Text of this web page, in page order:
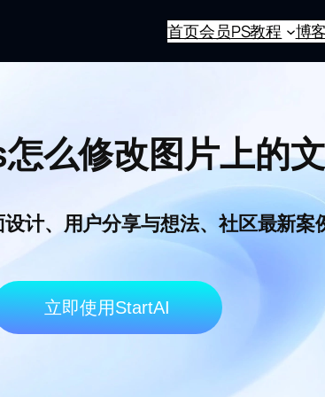
首页会员PS教程 博
么修改图片上的
计、用户分享与想法、社区最新案
立即使用StartAI